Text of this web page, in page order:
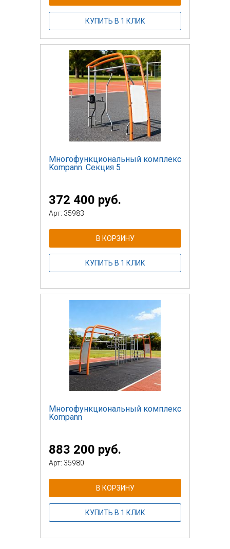
КУПИТЬ В 1 КЛИК
Многофункциональный комплекс
Kompann. Секция 5
372 400 руб.
Арт: 35983
В КОРЗИНУ
КУПИТЬ В 1 КЛИК
Многофункциональный комплекс
Kompann
883 200 руб.
Арт: 35980
В КОРЗИНУ
КУПИТЬ В 1 КЛИК